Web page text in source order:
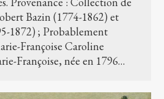
Bazin (1774-1862) et
1872) ; Probablement
Françoise Caroline
Françoise, née en 1796…